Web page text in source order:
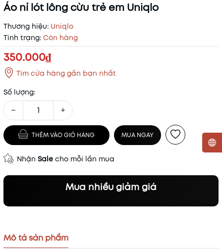
Áo nỉ lót lông cừu trẻ em Uniqlo
Thương hiệu: Uniqlo
Tình trạng: Còn hàng
350.000₫
Tìm cửa hàng gần bạn nhất
Số lượng:
− +
THÊM VÀO GIỎ HÀNG MUA NGAY
Nhận Sale cho mỗi lần mua
Mua nhiều giảm giá
Mã khuyến mãi:
Mô tả sản phẩm